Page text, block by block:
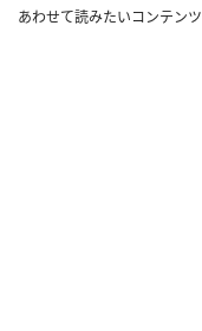
あわせて読みたいコンテンツ